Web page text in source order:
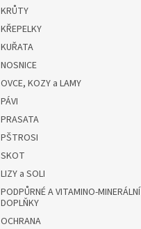
KRŮTY
KŘEPELKY
KUŘATA
NOSNICE
OVCE, KOZY a LAMY
PÁVI
PRASATA
PŠTROSI
SKOT
LIZY a SOLI
PODPŮRNÉ A VITAMINO-MINERÁLNÍ
DOPLŇKY
OCHRANA